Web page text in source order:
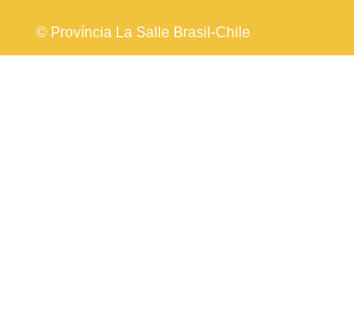
© Província La Salle Brasil-Chile